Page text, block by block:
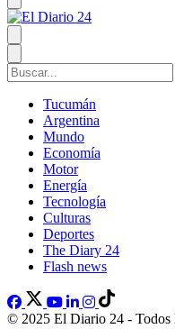
Tucumán
Argentina
Mundo
Economía
Motor
Energía
Tecnología
Culturas
Deportes
The Diary 24
Flash news
© 2025 El Diario 24 - Todos